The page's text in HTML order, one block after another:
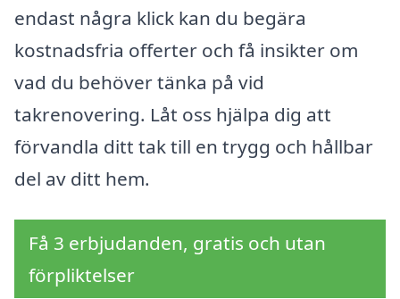
endast några klick kan du begära
kostnadsfria offerter och få insikter om
vad du behöver tänka på vid
takrenovering. Låt oss hjälpa dig att
förvandla ditt tak till en trygg och hållbar
del av ditt hem.
Få 3 erbjudanden, gratis och utan
förpliktelser